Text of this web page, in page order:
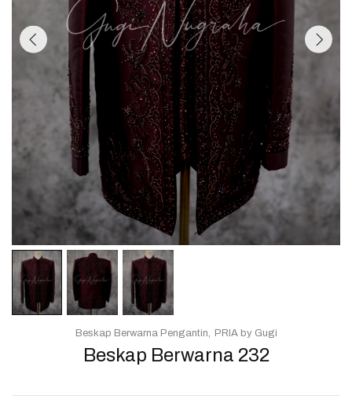
Beskap Berwarna 232
Beskap Berwarna Pengantin PRIA by Gugi